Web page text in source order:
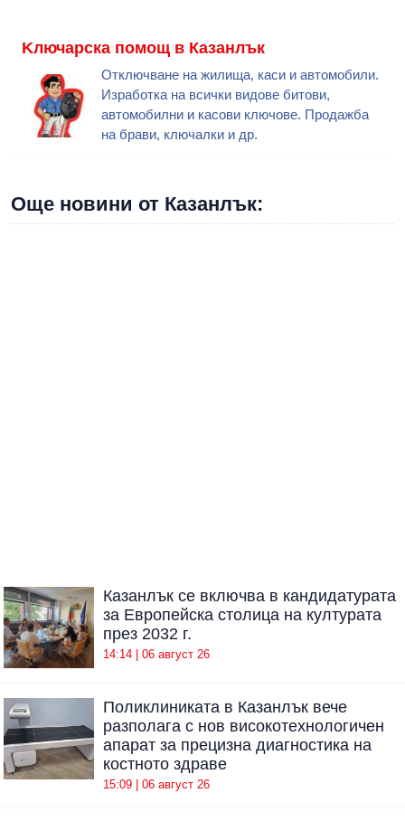
Kлючарска помощ в Казанлък
Отключване на жилища, каси и автомобили.
Изработка на всички видове битови,
автомобилни и касови ключове. Продажба
на брави, ключалки и др.
Още новини от Казанлък:
Казанлък се включва в кандидатурата
за Европейска столица на културата
през 2032 г.
14:14 | 06 август 26
Поликлиниката в Казанлък вече
разполага с нов високотехнологичен
апарат за прецизна диагностика на
костното здраве
15:09 | 06 август 26